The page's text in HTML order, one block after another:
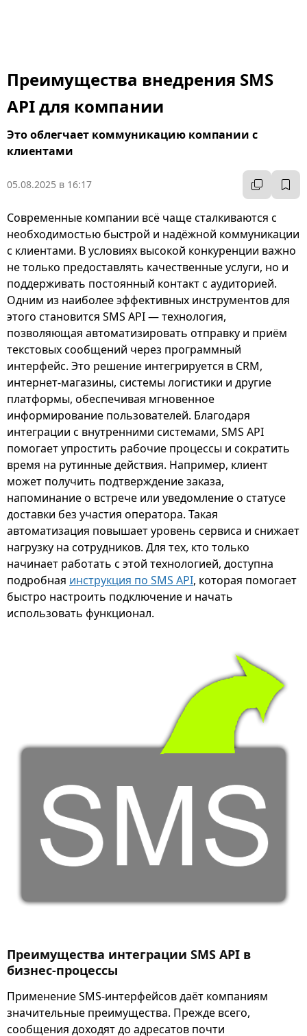
Преимущества внедрения SMS
API для компании
Это облегчает коммуникацию компании с
клиентами
05.08.2025 в 16:17
Современные компании всё чаще сталкиваются с
необходимостью быстрой и надёжной коммуникации
с клиентами. В условиях высокой конкуренции важно
не только предоставлять качественные услуги, но и
поддерживать постоянный контакт с аудиторией.
Одним из наиболее эффективных инструментов для
этого становится SMS API — технология,
позволяющая автоматизировать отправку и приём
текстовых сообщений через программный
интерфейс. Это решение интегрируется в CRM,
интернет-магазины, системы логистики и другие
платформы, обеспечивая мгновенное
информирование пользователей. Благодаря
интеграции с внутренними системами, SMS API
помогает упростить рабочие процессы и сократить
время на рутинные действия. Например, клиент
может получить подтверждение заказа,
напоминание о встрече или уведомление о статусе
доставки без участия оператора. Такая
автоматизация повышает уровень сервиса и снижает
нагрузку на сотрудников. Для тех, кто только
начинает работать с этой технологией, доступна
подробная инструкция по SMS API, которая помогает
быстро настроить подключение и начать
использовать функционал.
Преимущества интеграции SMS API в
бизнес-процессы
Применение SMS-интерфейсов даёт компаниям
значительные преимущества. Прежде всего,
сообщения доходят до адресатов почти